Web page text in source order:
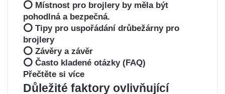
⭕ Místnost pro brojlery by měla být
pohodlná a bezpečná.
⭕ Tipy pro uspořádání drůbežárny pro
brojlery
⭕ Závěry a závěr
⭕ Často kladené otázky (FAQ)
Přečtěte si více
Důležité faktory ovlivňující